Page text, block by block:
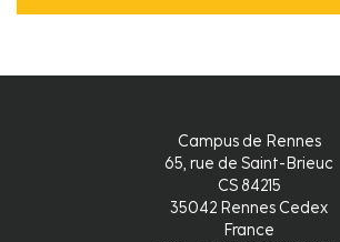
Campus de Rennes
65, rue de Saint-Brieuc
CS 84215
35042 Rennes Cedex
France